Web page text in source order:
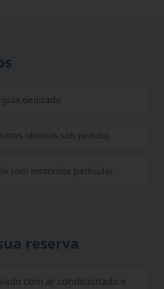
dedicado
idiomas sob pedido)
com motorista particular
reserva
com ar condicionado e